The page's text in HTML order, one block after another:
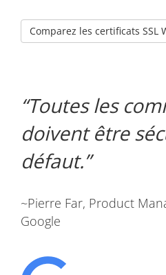
Comparez les certificats SSL
Toutes les
doivent être
défaut.
~Pierre Far, Product
Google